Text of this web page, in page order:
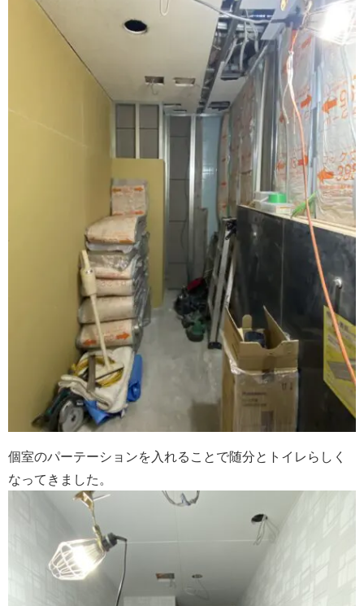
個室のパーテーションを入れることで随分とトイレらしく
なってきました。